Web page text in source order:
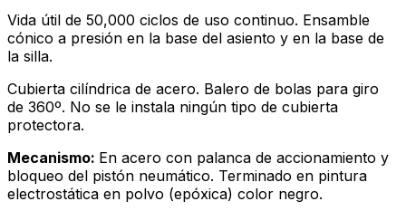
Vida útil de 50,000 ciclos de uso continuo. Ensamble
cónico a presión en la base del asiento y en la base de
la silla.
Cubierta cilíndrica de acero. Balero de bolas para giro
de 360º. No se le instala ningún tipo de cubierta
protectora.
Mecanismo: En acero con palanca de accionamiento y
bloqueo del pistón neumático. Terminado en pintura
electrostática en polvo (epóxica) color negro.